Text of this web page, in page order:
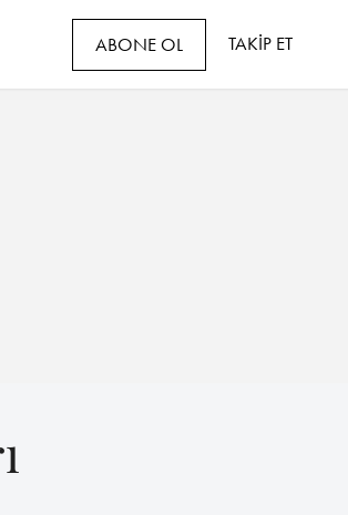
ABONE OL TAKİP ET